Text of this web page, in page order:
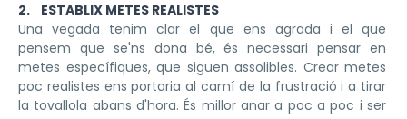
2. ESTABLIX METES REALISTES
Una vegada tenim clar el que ens agrada i el que
pensem que se'ns dona bé, és necessari pensar en
metes específiques, que siguen assolibles. Crear metes
poc realistes ens portaria al camí de la frustració i a tirar
la tovallola abans d'hora. És millor anar a poc a poc i ser